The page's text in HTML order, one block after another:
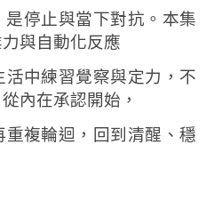
停止與當下對抗。本集
與自動化反應
活中練習覺察與定力，不
內在承認開始，
重複輪迴，回到清醒、穩